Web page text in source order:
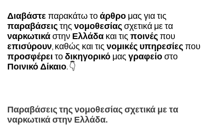
Διαβάστε παρακάτω το άρθρο μας για τις
παραβάσεις της νομοθεσίας σχετικά με τα
ναρκωτικά στην Ελλάδα και τις ποινές που
επισύρουν, καθώς και τις νομικές υπηρεσίες που
προσφέρει το δικηγορικό μας γραφείο στο
Ποινικό Δίκαιο. 👇
Παραβάσεις της νομοθεσίας σχετικά με τα
ναρκωτικά στην Ελλάδα.